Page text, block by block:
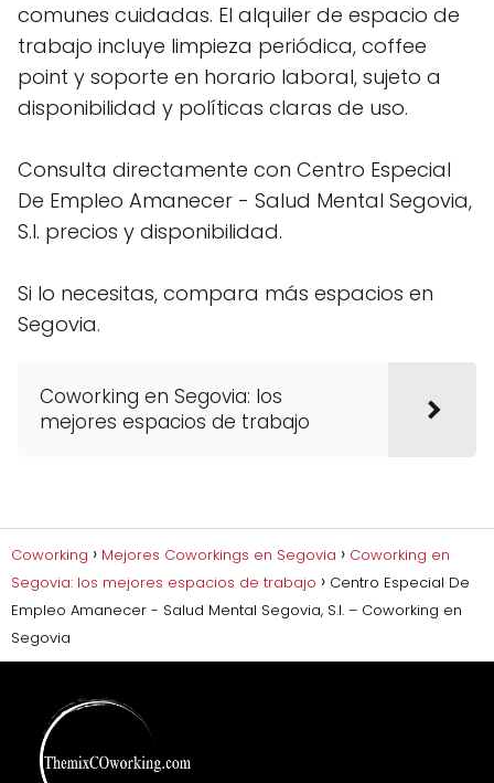
comunes cuidadas. El alquiler de espacio de
trabajo incluye limpieza periódica, coffee
point y soporte en horario laboral, sujeto a
disponibilidad y políticas claras de uso.
Consulta directamente con Centro Especial
De Empleo Amanecer - Salud Mental Segovia,
S.l. precios y disponibilidad.
Si lo necesitas, compara más espacios en
Segovia.
Coworking en Segovia: los
mejores espacios de trabajo
Coworking Mejores Coworkings en Segovia
Coworking en
Segovia: los mejores espacios de trabajo
Centro Especial De
Empleo Amanecer - Salud Mental Segovia, S.l. – Coworking en
Segovia